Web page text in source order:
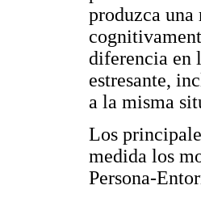
produzca una
diferencia en
estresante,
a la misma
Los
medida los
Persona-